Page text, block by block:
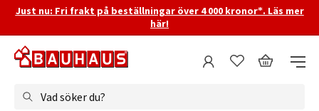
Just nu: Fri frakt på beställningar över 4 000 kronor*. Läs mer
här!
Vad söker du?